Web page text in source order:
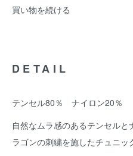
買い物を続ける
DETAIL
テンセル80％ ナイロン20％
自然なムラ感のあるテンセル
ラゴンの刺繍を施したチュニッ